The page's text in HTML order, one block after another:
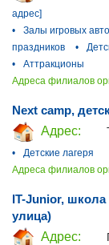
адрес]
•
Залы игровых
праздников
•
•
Аттракционы
Адреса филиалов
Next camp,
Адрес:
•
Детские лагеря
Адреса филиалов
IT-Junior,
улица)
Адрес: